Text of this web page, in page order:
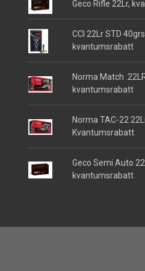
Geco Rifle 22Lr,
CCI 22Lr STD
kvantumsrabatt
Norma Match
kvantumsrabatt
Norma TAC-22
Kvantumsrabatt
Geco Semi Auto
kvantumsrabatt